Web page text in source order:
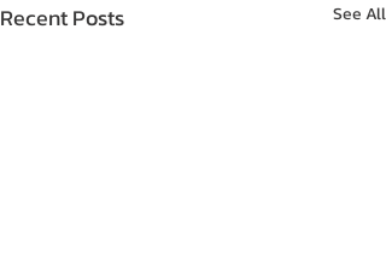
Recent Posts See All